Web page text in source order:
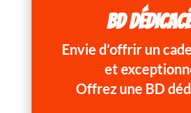
BD
Envie d’offrir un
et
Offrez une BD